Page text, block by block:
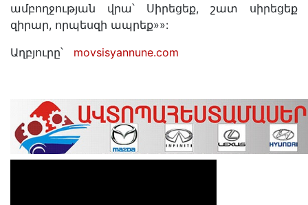
ամբողջության վրա՝ Սիրեցեք, շատ սիրեցեք
զիրար, որպեսզի ապրեք»»:
Աղբյուրը՝
movsisyannune.com